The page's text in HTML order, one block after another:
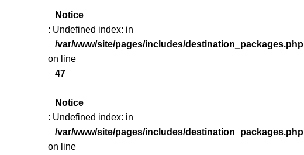
Notice
: Undefined index: in
/var/www/site/pages/includes/destination_packages.php
on line
47
Notice
: Undefined index: in
/var/www/site/pages/includes/destination_packages.php
on line